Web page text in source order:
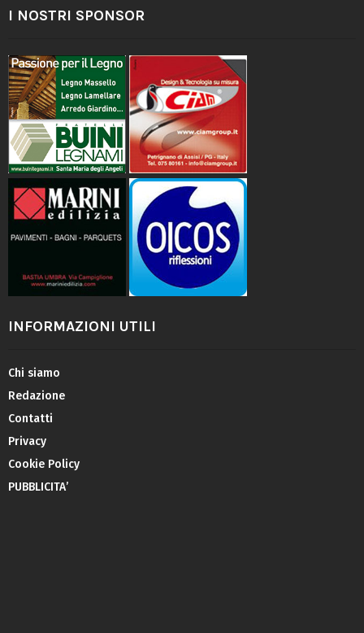
I NOSTRI SPONSOR
INFORMAZIONI UTILI
Chi siamo
Redazione
Contatti
Privacy
Cookie Policy
PUBBLICITA’